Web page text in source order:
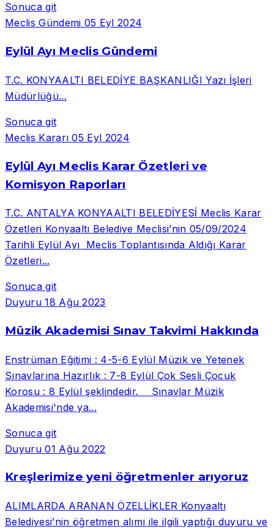
Sonuca git
Meclis Gündemi 05 Eyl 2024
Eylül Ayı Meclis Gündemi
T.C. KONYAALTI BELEDİYE BAŞKANLIĞI Yazı İşleri
Müdürlüğü...
Sonuca git
Meclis Kararı05 Eyl 2024
Eylül Ayı Meclis Karar Özetleri ve
Komisyon Raporları
T.C. ANTALYA KONYAALTI BELEDİYESİ Meclis Karar
Özetleri Konyaaltı Belediye Meclisi’nin 05/09/2024
Tarihli Eylül Ayı Meclis Toplantısında Aldığı Karar
Özetleri...
Sonuca git
Duyuru18 Ağu 2023
Müzik Akademisi Sınav Takvimi Hakkında
Enstrüman Eğitimi : 4-5-6 Eylül Müzik ve Yetenek
Sınavlarına Hazırlık : 7-8 Eylül Çok Sesli Çocuk
Korosu : 8 Eylül şeklindedir. Sınavlar Müzik
Akademisi'nde ya...
Sonuca git
Duyuru01 Ağu 2022
Kreşlerimize yeni öğretmenler arıyoruz
ALIMLARDA ARANAN ÖZELLİKLER Konyaaltı
Belediyesi’nin öğretmen alımı ile ilgili yaptığı duyuru ve